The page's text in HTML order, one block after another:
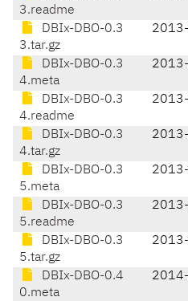
3.readme
DBIx-DBO-0.3
3.tar.gz
DBIx-DBO-0.3
4.meta
DBIx-DBO-0.3
4.readme
DBIx-DBO-0.3
4.tar.gz
DBIx-DBO-0.3
5.meta
DBIx-DBO-0.3
5.readme
DBIx-DBO-0.3
5.tar.gz
DBIx-DBO-0.4
0.meta